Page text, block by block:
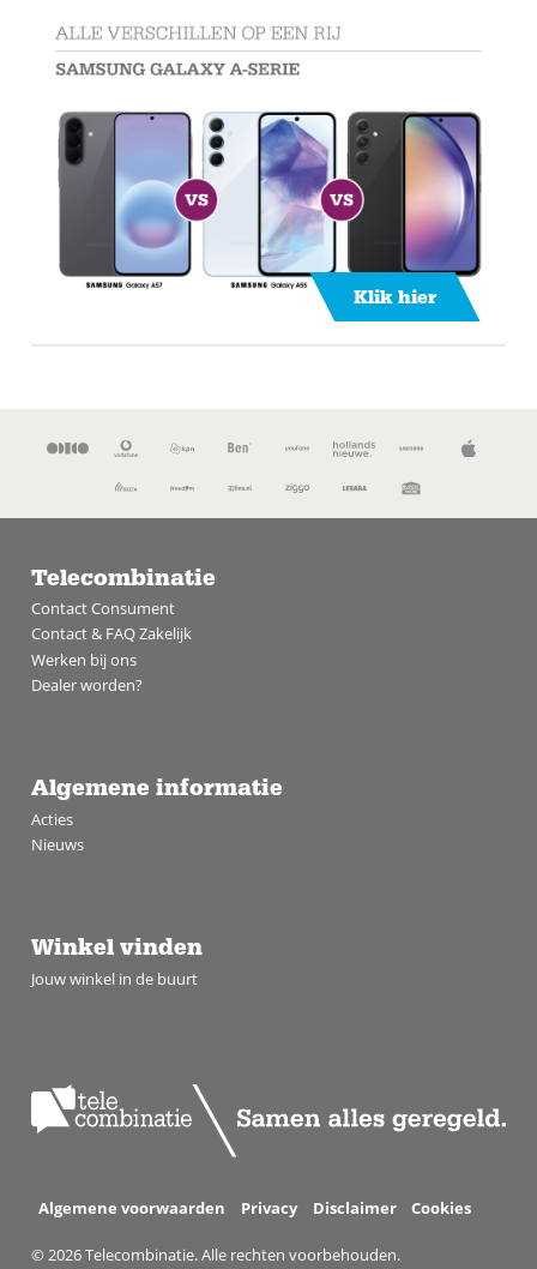
Klik hier
Telecombinatie
Contact Consument
Contact & FAQ Zakelijk
Werken bij ons
Dealer worden?
Algemene informatie
Acties
Nieuws
Winkel vinden
Jouw winkel in de buurt
Algemene voorwaarden Privacy Disclaimer Cookies
© 2026 Telecombinatie. Alle rechten voorbehouden.